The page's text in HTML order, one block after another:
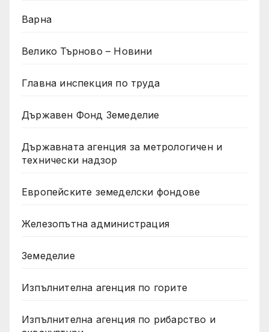
Варна
Велико Търново – Новини
Главна инспекция по труда
Държавен Фонд Земеделие
Държавната агенция за метрологичен и
технически надзор
Европейските земеделски фондове
Железопътна администрация
Земеделие
Изпълнителна агенция по горите
Изпълнителна агенция по рибарство и